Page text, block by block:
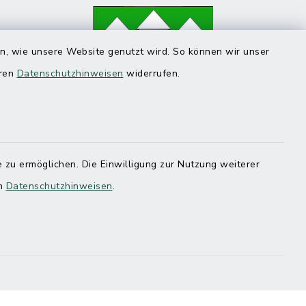
wie unsere Website genutzt wird. So können wir unser
Datenschutzhinweisen widerrufen.
ermöglichen. Die Einwilligung zur Nutzung weiterer
Datenschutzhinweisen.